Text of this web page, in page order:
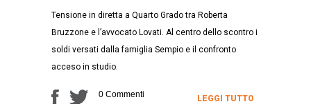
Tensione in diretta a Quarto Grado tra Roberta
Bruzzone e l’avvocato Lovati. Al centro dello scontro i
soldi versati dalla famiglia Sempio e il confronto
acceso in studio.
0 Commenti LEGGI TUTTO